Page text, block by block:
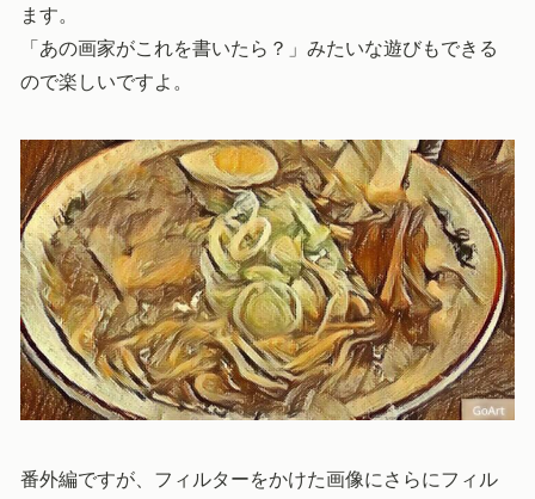
ます。
「あの画家がこれを書いたら？」みたいな遊びもできる
ので楽しいですよ。
番外編ですが、フィルターをかけた画像にさらにフィル